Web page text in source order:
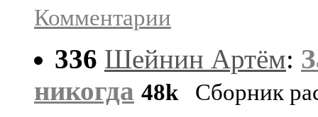
Комментарии
336 Шейнин Артём:
никогда 48k Сборник